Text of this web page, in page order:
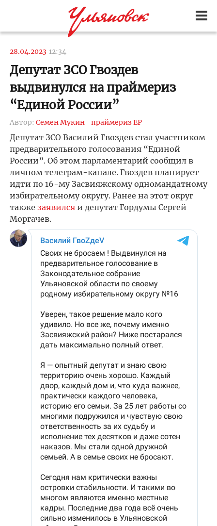
28.04.2023 12:34
Депутат ЗСО Гвоздев
выдвинулся на праймериз
“Единой России”
Автор: Семен Мукин праймериз ЕР
Депутат ЗСО Василий Гвоздев стал участником
предварительного голосования “Единой
России”. Об этом парламентарий сообщил в
личном телеграм-канале. Гвоздев планирует
идти по 16-му Засвияжскому одномандатному
избирательному округу. Ранее на этот округ
также заявился и депутат Гордумы Сергей
Моргачев.